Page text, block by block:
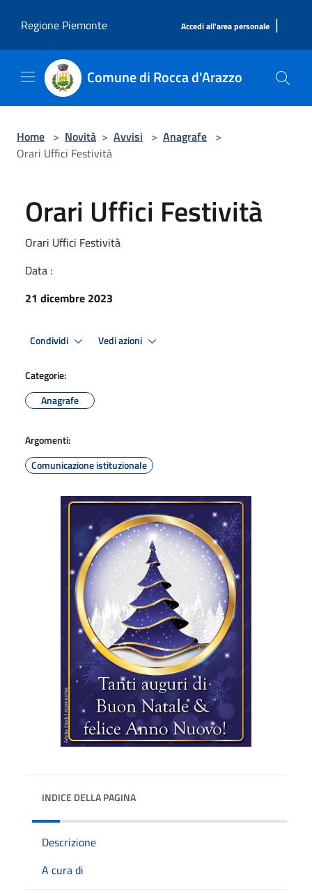
Regione Piemonte
Accedi all'area personale |
Comune di Rocca d'Arazzo
Home > Novità > Avvisi > Anagrafe >
Orari Uffici Festività
Orari Uffici Festività
Orari Uffici Festività
Data :
21 dicembre 2023
Condividi Vedi azioni
Categorie:
Anagrafe
Argomenti:
Comunicazione istituzionale
INDICE DELLA PAGINA
Descrizione
A cura di